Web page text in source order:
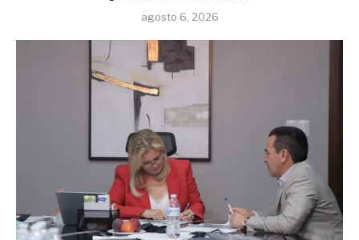
agosto 6, 2026